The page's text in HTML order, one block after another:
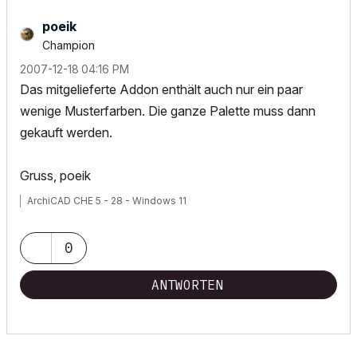
poeik
Champion
‎2007-12-18 04:16 PM
Das mitgelieferte Addon enthält auch nur ein paar
wenige Musterfarben. Die ganze Palette muss dann
gekauft werden.
Gruss, poeik
ArchiCAD CHE 5 - 28 - Windows 11
0
ANTWORTEN